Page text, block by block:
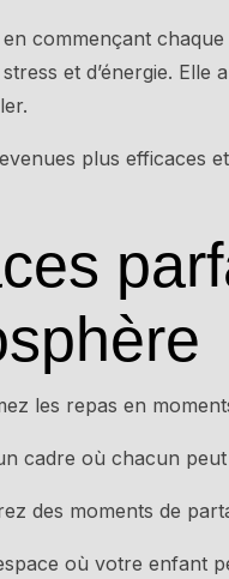
commençant
et d’énergie.
plus efficaces
les repas en
cadre où chacun peut
des moments de
où votre enfant